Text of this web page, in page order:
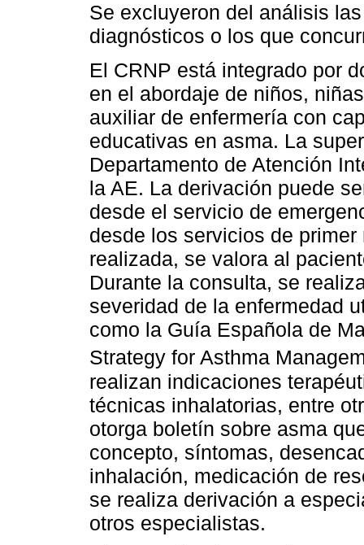
Se excluyeron del análisis
diagnósticos o los que
El CRNP está integrado por
en el abordaje de niños,
auxiliar de enfermería con
educativas en asma. La
Departamento de Atención
la AE. La derivación puede
desde el servicio de
desde los servicios de
realizada, se valora al
Durante la consulta, se
severidad de la enfermedad
como la Guía Española de
Strategy for Asthma
realizan indicaciones
técnicas inhalatorias, entre
otorga boletín sobre asma
concepto, síntomas,
inhalación, medicación de
se realiza derivación a
otros especialistas.